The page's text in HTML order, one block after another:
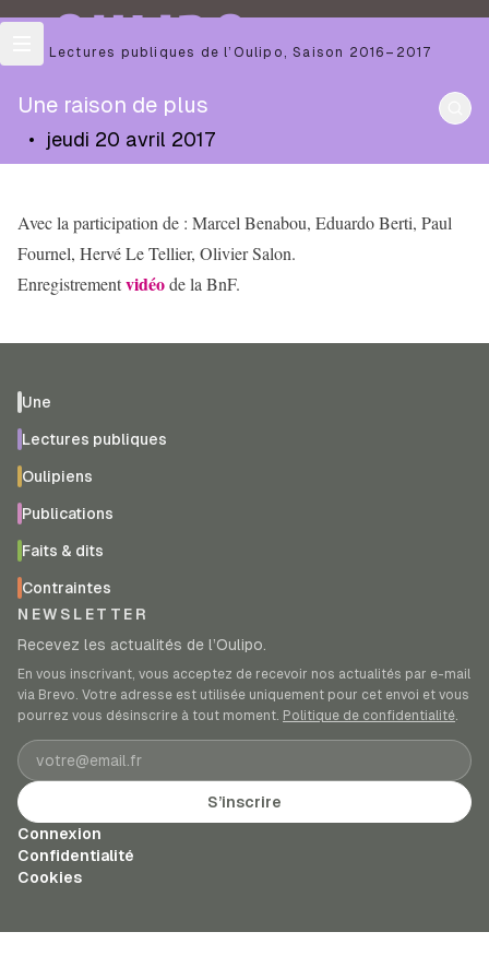
OULIPO
Les Lectures publiques de l’Oulipo ,Saison 2016–2017
Une raison de plus
• jeudi 20 avril 2017
Avec la participation de : Marcel Benabou, Eduardo Berti, Paul
Fournel, Hervé Le Tellier, Olivier Salon.
Enregistrementvidéode la BnF.
Une
Lectures publiques
Oulipiens
Publications
Faits & dits
Contraintes
NEWSLETTER
Recevez les actualités de l’Oulipo.
En vous inscrivant, vous acceptez de recevoir nos actualités par e-mail
via Brevo. Votre adresse est utilisée uniquement pour cet envoi et vous
pourrez vous désinscrire à tout moment. Politique de confidentialité.
Adresse e-mail
S’inscrire
Connexion
Confidentialité
Cookies